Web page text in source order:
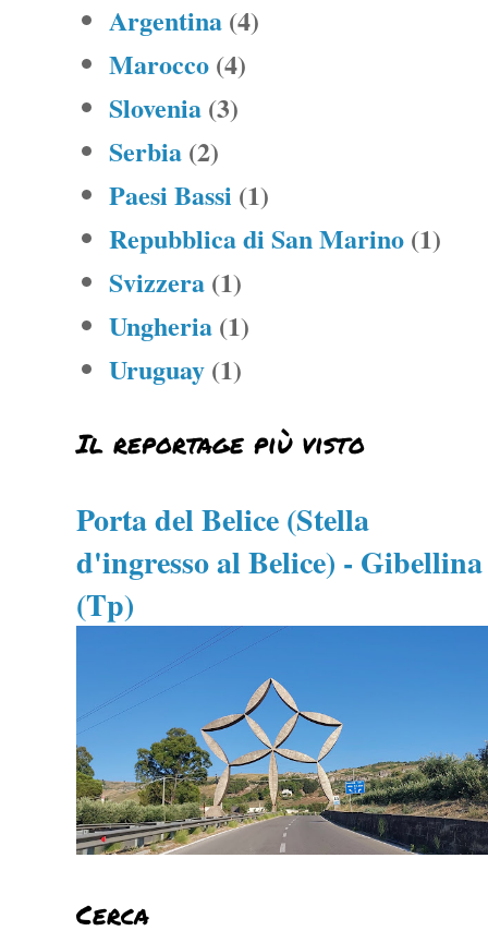
Argentina (4)
Marocco (4)
Slovenia (3)
Serbia (2)
Paesi Bassi (1)
Repubblica di San Marino (1)
Svizzera (1)
Ungheria (1)
Uruguay (1)
Il reportage più visto
Porta del Belice (Stella
d'ingresso al Belice) - Gibellina
(Tp)
Cerca